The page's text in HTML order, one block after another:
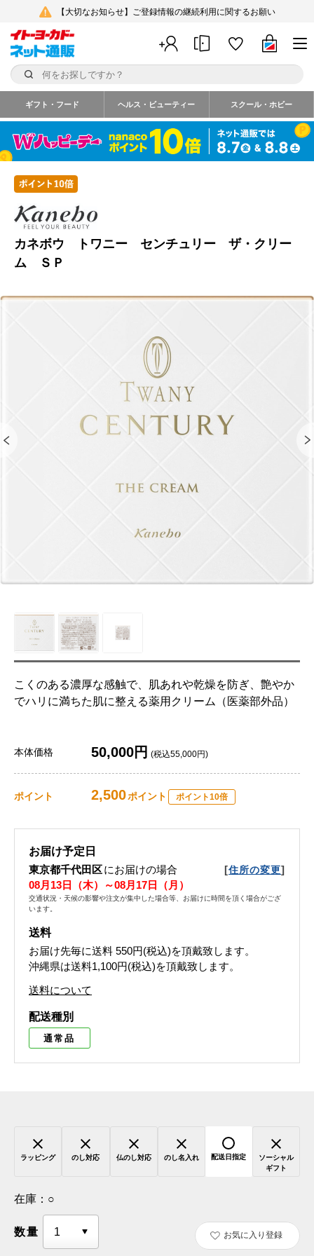
【大切なお知らせ】ご登録情報の継続利用に関するお願い
ギフト・フード ヘルス・ビューティー スクール・ホビー
カネボウ トワニー センチュリー ザ・クリー
ム ＳＰ
こくのある濃厚な感触で、肌あれや乾燥を防ぎ、艶やか
でハリに満ちた肌に整える薬用クリーム（医薬部外品）
本体価格 50,000円 (税込55,000円)
ポイント 2,500ポイント ポイント10倍
お届け予定日
東京都千代田区にお届けの場合 [住所の変更]
08月13日（木）～08月17日（月）
交通状況・天候の影響や注文が集中した場合等、お届けに時間を頂く場合がござ
います。
送料
お届け先毎に送料 550円(税込)を頂戴致します。
沖縄県は送料1,100円(税込)を頂戴致します。
送料について
配送種別
通常品
ラッピング のし対応 仏のし対応 のし名入れ 配送日指定
ソーシャル
ギフト
在庫： ○
数量 お気に入り登録